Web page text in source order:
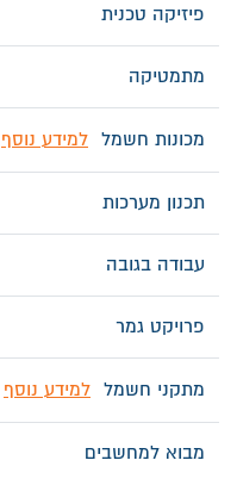
פיזיקה טכנית
מתמטיקה
מכונות חשמל למידע נוסף
תכנון מערכות
עבודה בגובה
פרויקט גמר
מתקני חשמל למידע נוסף
מבוא למחשבים